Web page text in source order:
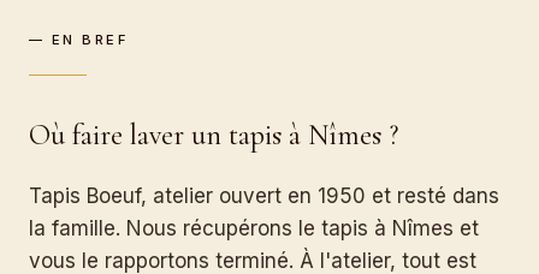
— EN BREF
Où faire laver un tapis à Nîmes ?
Tapis Boeuf, atelier ouvert en 1950 et resté dans
la famille. Nous récupérons le tapis à Nîmes et
vous le rapportons terminé. À l'atelier, tout est